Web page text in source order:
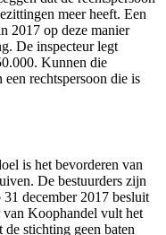
meer heeft. Een
2017 op deze manier
De inspecteur legt
Kunnen die
rechtspersoon die is
is het bevorderen van
De bestuurders zijn
december 2017 besluit
Koophandel vult het
stichting geen baten